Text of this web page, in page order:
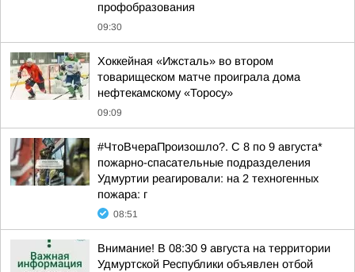
профобразования
09:30
Хоккейная «Ижсталь» во втором
товарищеском матче проиграла дома
нефтекамскому «Торосу»
09:09
#ЧтоВчераПроизошло?. С 8 по 9 августа*
пожарно-спасательные подразделения
Удмуртии реагировали: на 2 техногенных
пожара: г
08:51
Внимание! В 08:30 9 августа на территории
Удмуртской Республики объявлен отбой